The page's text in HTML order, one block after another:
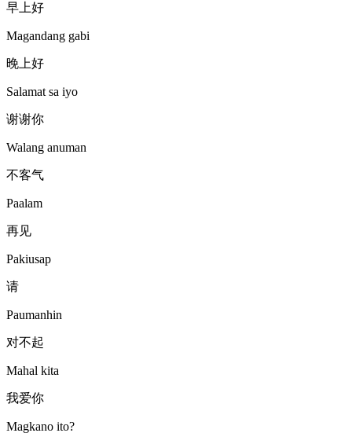
早上好
Magandang gabi
晚上好
Salamat sa iyo
谢谢你
Walang anuman
不客气
Paalam
再见
Pakiusap
请
Paumanhin
对不起
Mahal kita
我爱你
Magkano ito?